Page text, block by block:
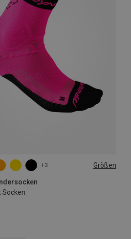
+3 Größen
Socken
39|40|41|42